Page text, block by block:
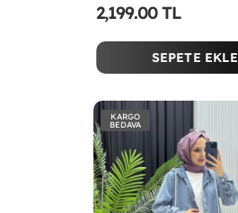
2,199.00 TL
SEPETE EKLE
KARGO
BEDAVA